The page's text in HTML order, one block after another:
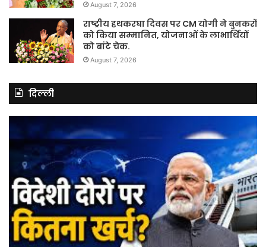
August 7, 2026
राष्ट्रीय हथकरघा दिवस पर CM योगी ने बुनकरों
को किया सम्मानित, योजनाओं के लाभार्थियों
को बांटे चेक.
August 7, 2026
दिल्ली